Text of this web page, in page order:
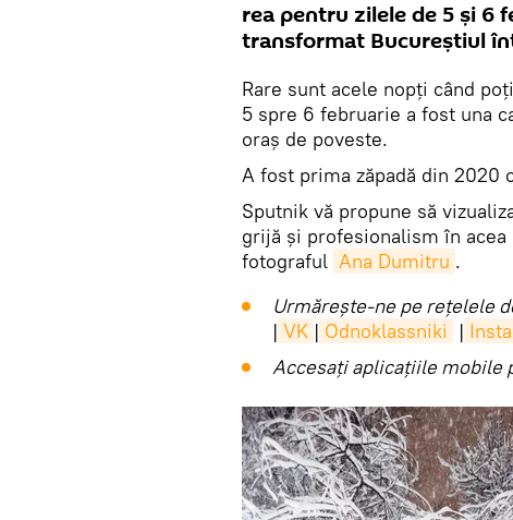
rea pentru zilele de 5 și 6
transformat Bucureștiul
Rare sunt acele nopți când
5 spre 6 februarie a fost una
oraș de poveste.
A fost prima zăpadă din 2020
Sputnik vă propune să
grijă și profesionalism în
fotograful Ana Dumitru .
Urmărește-ne pe rețelele
| VK | Odnoklassniki |
Accesaţi aplicaţiile mobile